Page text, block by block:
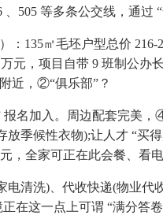
505 等多条公交线，通过
㎡毛坯户型总价 216-
元，项目自带 9 班制公
近，②“俱乐部”？
加入。周边配套完美，
季候性衣物);让人才 “
，全家可正在此会餐、看
洗)、代收快递(物业代
在这一点上可谓 “满分